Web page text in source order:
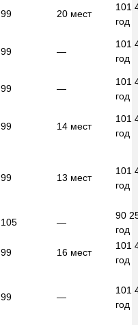
99 20 мест
101
год
99 —
101
год
99 —
101
год
99 14 мест
101
год
99 13 мест
101
год
105 —
90
год
99 16 мест
101
год
99 —
101
год